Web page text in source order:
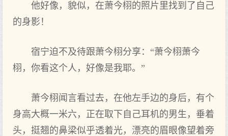
他好像，貌似，在‌萧今栩的照片里找到了自己
的身影！
宿宁迫不及待跟萧今栩分享：“萧今栩萧今
栩，你看‌这个人，好像是我‌耶。”
萧今栩闻言看‌过去，在‌他左手边的身后，有‌个
身高大概一米六，正在‌取下自己耳机的男生，垂着
头，挺翘的鼻梁似乎透着光，漂亮的眉眼像望着旁